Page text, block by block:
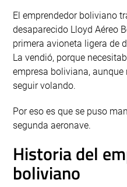
El emprendedor boliviano
desaparecido Lloyd Aéreo
primera avioneta ligera de
La vendió, porque
empresa boliviana,
seguir volando.
Por eso es que se puso
segunda aeronave.
Historia del
boliviano